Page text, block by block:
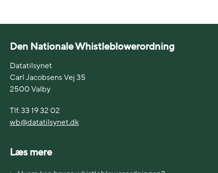
Den Nationale Whistleblowerordning
Datatilsynet
Carl Jacobsens Vej 35
2500 Valby
Tlf. 33 19 32 02
wb@datatilsynet.dk
Læs mere